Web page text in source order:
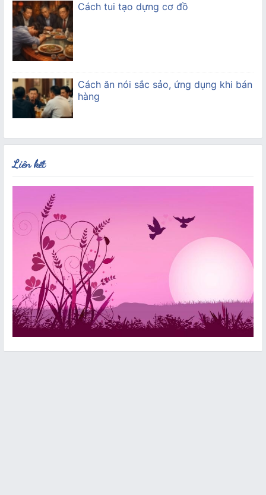
Cách tui tạo dựng cơ đồ
Cách ăn nói sắc sảo, ứng dụng khi bán
hàng
Liên kết